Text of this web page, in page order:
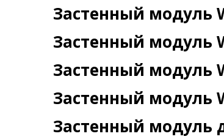
Застенный модуль
Застенный модуль
Застенный модуль
Застенный модуль
Застенный модуль